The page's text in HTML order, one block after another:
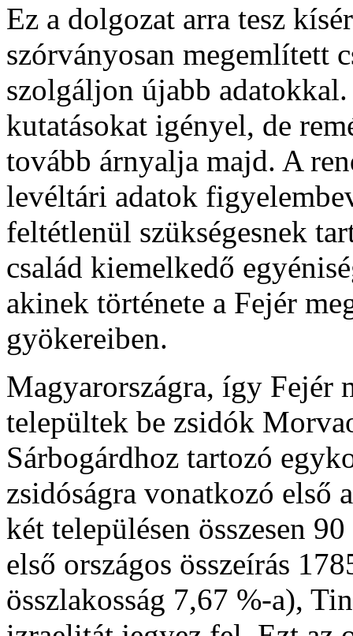
Ez a dolgozat arra tesz
szórványosan megemlített
szolgáljon újabb
kutatásokat igényel, de
tovább árnyalja majd. A
levéltári adatok
feltétlenül szükségesnek
család kiemelkedő
akinek története a Fejér
gyökereiben.
Magyarországra, így Fejér
települtek be zsidók
Sárbogárdhoz tartozó
zsidóságra vonatkozó első
két településen összesen
első országos összeírás
összlakosság 7,67 %-a),